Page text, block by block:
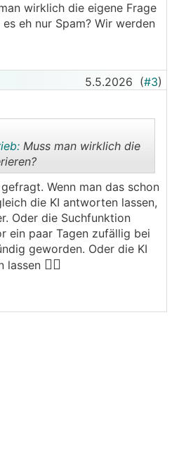
wirklich die eigene Frage
eh nur Spam? Wir werden
5.5.2026 (#3)
..
Muss man wirklich die
Wenn man das schon
die KI antworten lassen,
Oder die Suchfunktion
ein paar Tagen zufällig bei
geworden. Oder die KI
lassen 🤷‍♂️